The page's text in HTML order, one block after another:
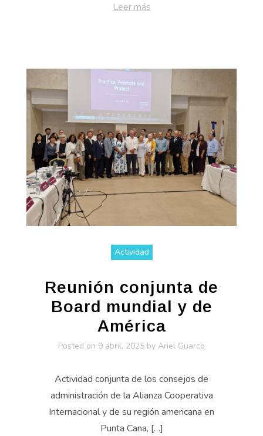
Leer más
Actividad
Reunión conjunta de
Board mundial y de
América
Posted on 9 abril, 2025 by Ariel Guarco
Actividad conjunta de los consejos de
administración de la Alianza Cooperativa
Internacional y de su región americana en
Punta Cana, […]